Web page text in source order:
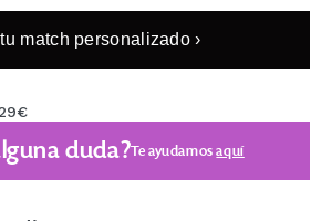
match personalizado ›
duda?Te ayudamosaquí